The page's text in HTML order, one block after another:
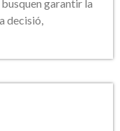
garantir la
decisió,